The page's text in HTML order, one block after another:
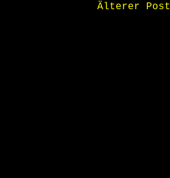
Älterer Post